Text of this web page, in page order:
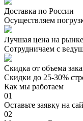
Доставка по России
Осуществляем
Лучшая цена на рынке
Сотрудничаем с
Скидка от объема
Скидки до 25-30%
Как мы работаем
01
Оставьте заявку на
02